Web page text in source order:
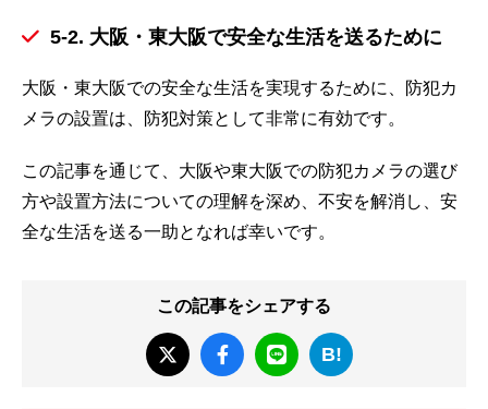
5-2. 大阪・東大阪で安全な生活を送るために
大阪・東大阪での安全な生活を実現するために、防犯カ
メラの設置は、防犯対策として非常に有効です。
この記事を通じて、大阪や東大阪での防犯カメラの選び
方や設置方法についての理解を深め、不安を解消し、安
全な生活を送る一助となれば幸いです。
この記事をシェアする
B!